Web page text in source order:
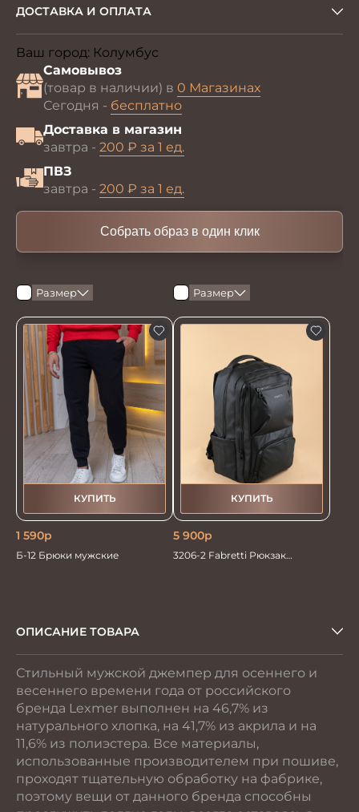
ДОСТАВКА И ОПЛАТА
Ваш город: Колумбус
Самовывоз
(товар в наличии) в 0 Магазинах
Сегодня - бесплатно
Доставка в магазин
завтра - 200 ₽ за 1 ед.
ПВЗ
завтра - 200 ₽ за 1 ед.
Собрать образ в один клик
Размер
КУПИТЬ
1 590р
Б-12 Брюки мужские
Размер
КУПИТЬ
5 900р
3206-2 Fabretti Рюкзак
ОПИСАНИЕ ТОВАРА
Стильный мужской джемпер для осеннего и
весеннего времени года от российского
бренда Lexmer выполнен на 46,7% из
натурального хлопка, на 41,7% из акрила и на
11,6% из полиэстера. Все материалы,
использованные производителем при пошиве,
проходят тщательную обработку на фабрике,
поэтому вещи от данного бренда способны